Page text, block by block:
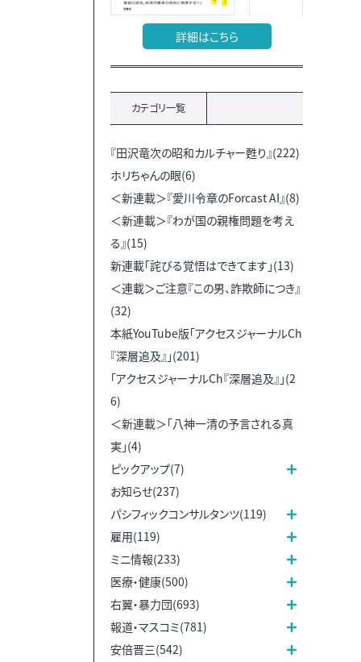
詳細はこちら
カテゴリ一覧
『田沢竜次の昭和カルチャー甦り』(222)
ホリちゃんの眼(6)
＜新連載＞『愛川令章のForcast AI』(8)
＜新連載＞『わが国の親権問題を考え
る』(15)
新連載「詫びる覚悟はできてます」(13)
＜連載＞ご注意『この男、詐欺師につき』
(32)
本紙YouTube版「アクセスジャーナルCh
『深層追及』」(201)
「アクセスジャーナルCh『深層追及』」(2
6)
＜新連載＞「八神一清の予言される真
実」(4)
ピックアップ(7)
お知らせ(237)
パシフィックコンサルタンツ(119)
雇用(119)
ミニ情報(233)
医療・健康(500)
右翼・暴力団(693)
報道・マスコミ(781)
安倍晋三(542)